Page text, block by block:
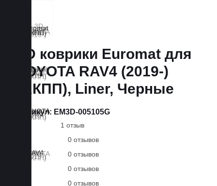
3D коврики Euromat для
TOYOTA RAV4 (2019-)
(АКПП), Liner, Черные
Артикул: EM3D-005105G
1 отзыв
0 отзывов
0 отзывов
0 отзывов
0 отзывов